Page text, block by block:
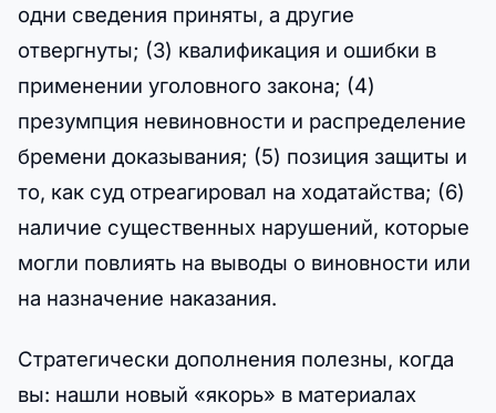
одни сведения приняты, а другие
отвергнуты; (3) квалификация и ошибки в
применении уголовного закона; (4)
презумпция невиновности и распределение
бремени доказывания; (5) позиция защиты и
то, как суд отреагировал на ходатайства; (6)
наличие существенных нарушений, которые
могли повлиять на выводы о виновности или
на назначение наказания.
Стратегически дополнения полезны, когда
вы: нашли новый «якорь» в материалах